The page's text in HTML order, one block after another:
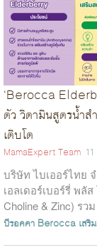
‘Berocca
ตัว วิตามินสูตรน้ำส
เติบโต
MamaExpert Team
บริษัท ไบเออร์ไทย
เอลเดอร์เบอร์รี่ พลั
Choline & Zinc) ร
บีรอคคา Berocca เส